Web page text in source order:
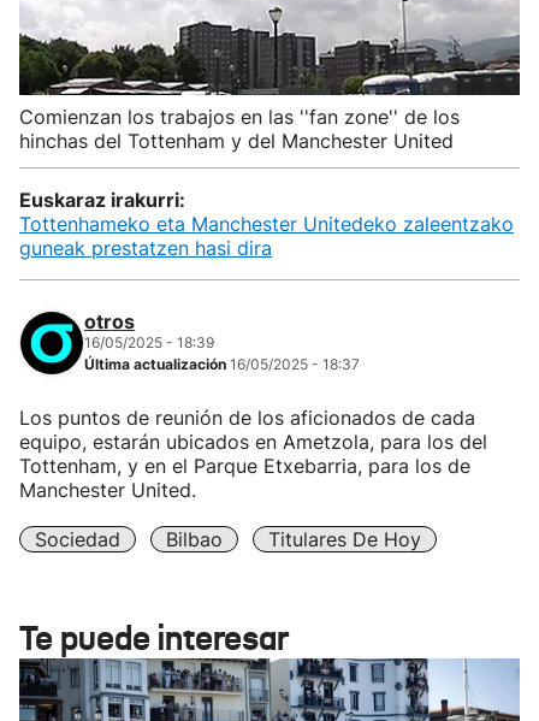
Comienzan los trabajos en las ''fan zone'' de los
hinchas del Tottenham y del Manchester United
Euskaraz irakurri:
Tottenhameko eta Manchester Unitedeko zaleentzako
guneak prestatzen hasi dira
otros
16/05/2025 - 18:39
Última actualización 16/05/2025 - 18:37
Los puntos de reunión de los aficionados de cada
equipo, estarán ubicados en Ametzola, para los del
Tottenham, y en el Parque Etxebarria, para los de
Manchester United.
Sociedad Bilbao Titulares De Hoy
Te puede interesar